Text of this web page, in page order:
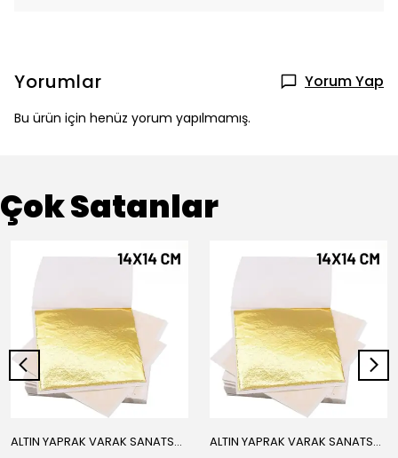
Yorumlar Yorum Yap
Bu ürün için henüz yorum yapılmamış.
Çok Satanlar
ALTIN YAPRAK VARAK SANATSAL BÜYÜK BOY FOLYO EPOKSİ REÇİNE NAİL ART 16 ADET 14X14 CM ALTIN RENK ALTIN YAPRAK VARAK SANATSAL BÜYÜK BOY FOLYO EPOKSİ REÇİNE NAİL ART 8 ADET ALTIN RENK 14X14 CM